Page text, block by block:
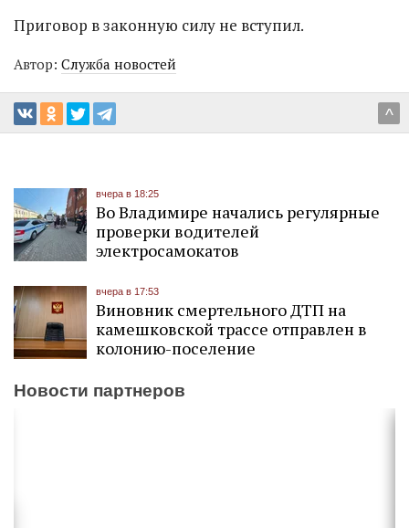
Приговор в законную силу не вступил.
Автор: Служба новостей
^
вчера в 18:25
Во Владимире начались регулярные
проверки водителей
электросамокатов
вчера в 17:53
Виновник смертельного ДТП на
камешковской трассе отправлен в
колонию-поселение
Новости партнеров